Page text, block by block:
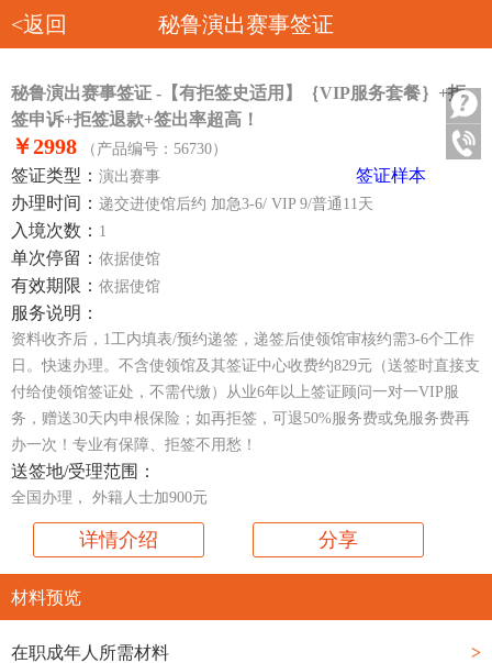
秘鲁演出赛事签证
<返回
秘鲁演出赛事签证 -【有拒签史适用】｛VIP服务套餐｝+拒
签申诉+拒签退款+签出率超高！
￥2998 （产品编号：56730）
签证类型： 演出赛事
签证样本
办理时间： 递交进使馆后约 加急3-6/ VIP 9/普通11天
入境次数： 1
单次停留： 依据使馆
有效期限： 依据使馆
服务说明：
资料收齐后，1工内填表/预约递签，递签后使领馆审核约需3-6个工作
日。快速办理。不含使领馆及其签证中心收费约829元（送签时直接支
付给使领馆签证处，不需代缴）从业6年以上签证顾问一对一VIP服
务，赠送30天内申根保险；如再拒签，可退50%服务费或免服务费再
办一次！专业有保障、拒签不用愁！
送签地/受理范围：
全国办理， 外籍人士加900元
详情介绍 分享
材料预览
在职成年人所需材料 >